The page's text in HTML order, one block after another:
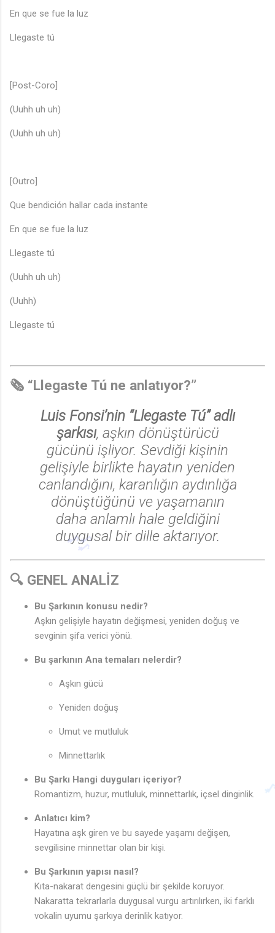
En que se fue la luz
Llegaste tú
[Post-Coro]
(Uuhh uh uh)
(Uuhh uh uh)
[Outro]
Que bendición hallar cada instante
En que se fue la luz
Llegaste tú
(Uuhh uh uh)
(Uuhh)
Llegaste tú
🗞️ “Llegaste Tú ne anlatıyor?”
Luis Fonsi’nin “Llegaste Tú” adlı
şarkısı, aşkın dönüştürücü
gücünü işliyor. Sevdiği kişinin
gelişiyle birlikte hayatın yeniden
canlandığını, karanlığın aydınlığa
dönüştüğünü ve yaşamanın
daha anlamlı hale geldiğini
duygusal bir dille aktarıyor.
🔍 GENEL ANALİZ
Bu Şarkının konusu nedir?
Aşkın gelişiyle hayatın değişmesi, yeniden doğuş ve
sevginin şifa verici yönü.
Bu şarkının Ana temaları nelerdir?
Aşkın gücü
Yeniden doğuş
Umut ve mutluluk
Minnettarlık
Bu Şarkı Hangi duyguları içeriyor?
Romantizm, huzur, mutluluk, minnettarlık, içsel dinginlik.
Anlatıcı kim?
Hayatına aşk giren ve bu sayede yaşamı değişen,
sevgilisine minnettar olan bir kişi.
Bu Şarkının yapısı nasıl?
Kıta-nakarat dengesini güçlü bir şekilde koruyor.
Nakaratta tekrarlarla duygusal vurgu artırılırken, iki farklı
vokalin uyumu şarkıya derinlik katıyor.